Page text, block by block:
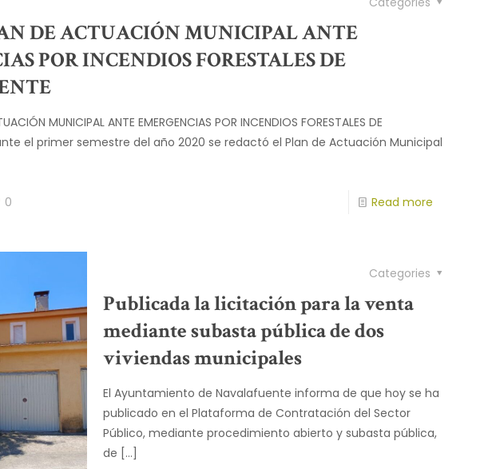
DE ACTUACIÓN MUNICIPAL ANTE
POR INCENDIOS FORESTALES DE
MUNICIPAL ANTE EMERGENCIAS POR INCENDIOS FORESTALES DE
el primer semestre del año 2020 se redactó el Plan de Actuación Municipal
0 Read more
Categories
Publicada la licitación para la venta
mediante subasta pública de dos
viviendas municipales
El Ayuntamiento de Navalafuente informa de que hoy se ha
publicado en el Plataforma de Contratación del Sector
Público, mediante procedimiento abierto y subasta pública,
de […]